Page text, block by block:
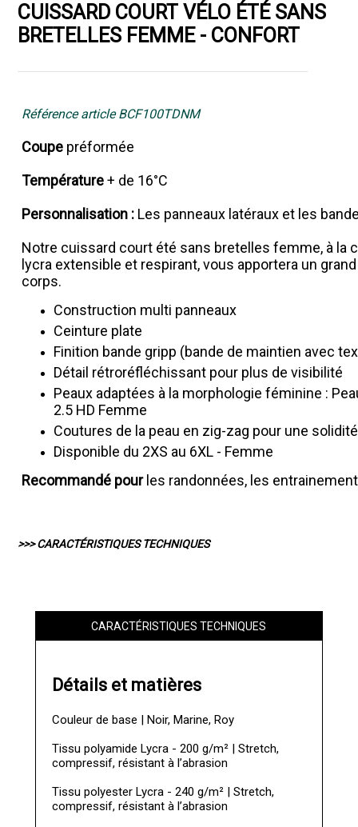
CUISSARD COURT VÉLO ÉTÉ SANS
BRETELLES FEMME - CONFORT
Référence article BCF100TDNM
Coupe préformée
Température+ de 16°C
Personnalisation : Les panneaux latéraux et les
Notre cuissard court été sans bretelles femme, à la
lycra extensible et respirant, vous apportera un
corps.
Construction multi panneaux
Ceinture plate
Finition bande gripp (bande de maintien avec
Détail rétroréfléchissant pour plus de visibilité
Peaux adaptées à la morphologie féminine :
2.5 HD Femme
Coutures de la peau en zig-zag pour une
Disponible du 2XS au 6XL - Femme
Recommandé pour les randonnées, les
>>> CARACTÉRISTIQUES TECHNIQUES
CARACTÉRISTIQUES TECHNIQUES
Détails et matières
Couleur de base | Noir, Marine, Roy
Tissu polyamide Lycra - 200 g/m² | Stretch,
compressif, résistant à l’abrasion
Tissu polyester Lycra - 240 g/m² | Stretch,
compressif, résistant à l’abrasion